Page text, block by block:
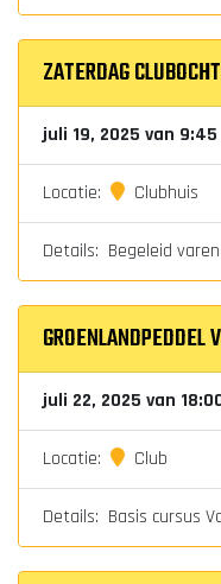
ZATERDAG
juli 19, 2025 van
Locatie: Clubhuis
Details: Begeleid
GROENLANDPEDDEL
juli 22, 2025 van
Locatie: Club
Details: Basis cursus